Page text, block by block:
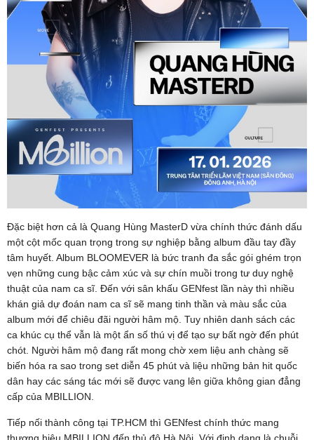
Đặc biệt hơn cả là Quang Hùng MasterD vừa chính thức đánh dấu
một cột mốc quan trọng trong sự nghiệp bằng album đầu tay đầy
tâm huyết. Album BLOOMEVER là bức tranh đa sắc gói ghém trọn
vẹn những cung bậc cảm xúc và sự chín muồi trong tư duy nghệ
thuật của nam ca sĩ. Đến với sân khấu GENfest lần này thì nhiều
khán giả dự đoán nam ca sĩ sẽ mang tinh thần và màu sắc của
album mới để chiêu đãi người hâm mộ. Tuy nhiên danh sách các
ca khúc cụ thể vẫn là một ẩn số thú vị để tạo sự bất ngờ đến phút
chót. Người hâm mộ đang rất mong chờ xem liệu anh chàng sẽ
biến hóa ra sao trong set diễn 45 phút và liệu những bản hit quốc
dân hay các sáng tác mới sẽ được vang lên giữa không gian đẳng
cấp của MBILLION.
Tiếp nối thành công tại TP.HCM thì GENfest chính thức mang